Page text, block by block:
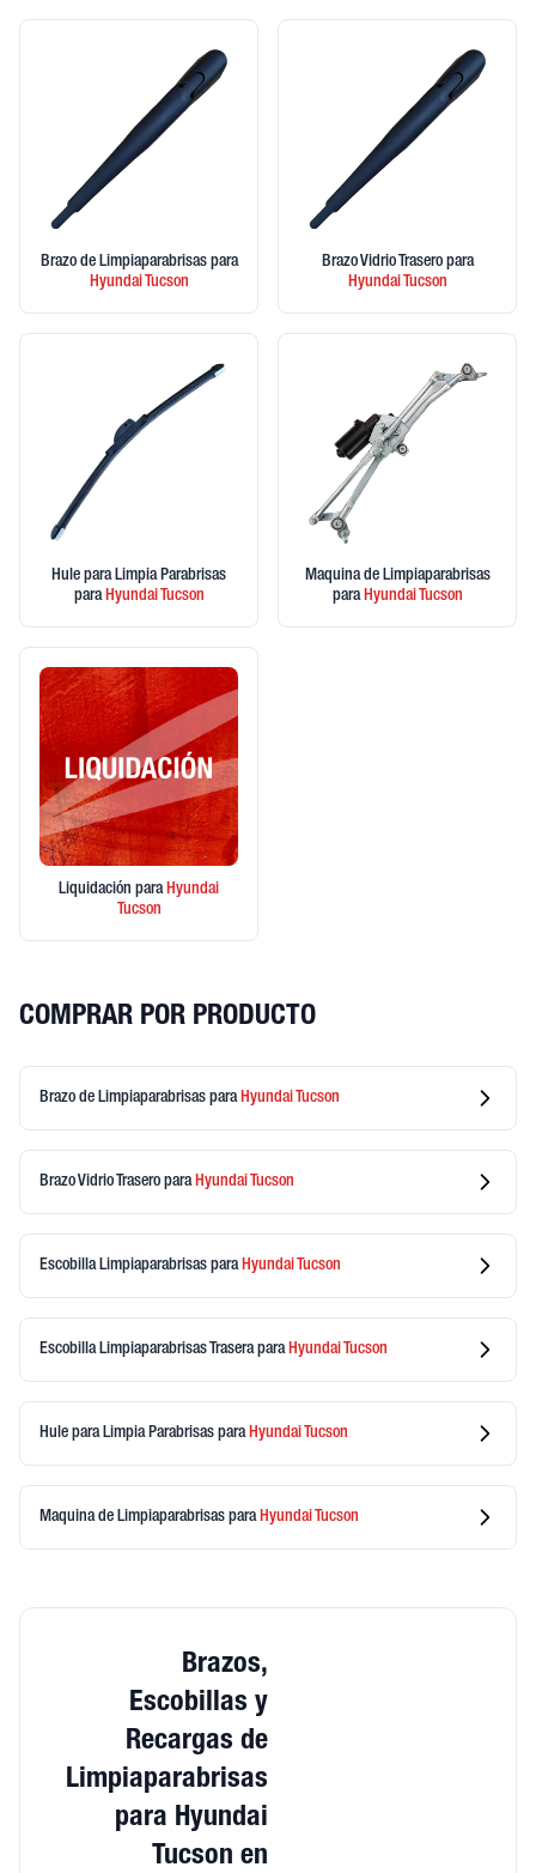
Brazo de Limpiaparabrisas para
HyundaiTucson
Brazo Vidrio Trasero para
HyundaiTucson
Hule para Limpia Parabrisas
paraHyundaiTucson
Maquina de Limpiaparabrisas
paraHyundaiTucson
Liquidación paraHyundai
Tucson
COMPRAR POR PRODUCTO
Brazo de Limpiaparabrisas para HyundaiTucson
Brazo Vidrio Trasero para HyundaiTucson
Escobilla Limpiaparabrisas para HyundaiTucson
Escobilla Limpiaparabrisas Traserapara HyundaiTucson
Hule para Limpia Parabrisas para HyundaiTucson
Maquina de Limpiaparabrisas para HyundaiTucson
Brazos,
Escobillas y
Recargas de
Limpiaparabrisas
para Hyundai
Tucson en